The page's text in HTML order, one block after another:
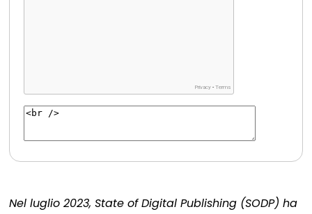
Nel luglio 2023, State of Digital Publishing (SODP) ha